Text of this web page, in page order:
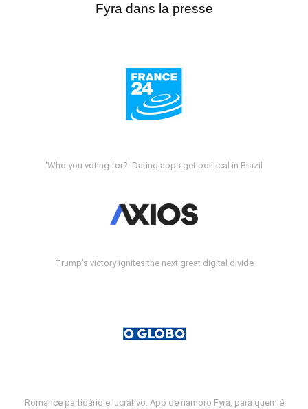
Fyra dans la presse
'Who you voting for?' Dating apps get political in Brazil
Trump's victory ignites the next great digital divide
Romance partidário e lucrativo: App de namoro Fyra, para quem é